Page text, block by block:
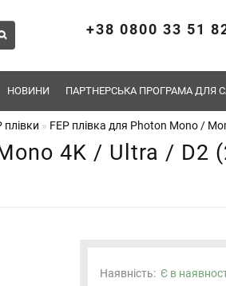
+38 0800 33 51
НОВИНИ ПАРТНЕРСЬКА ПРОГРАМА ДЛЯ
плівки FEP плівка для Photon Mono /
4K / Ultra / D2
Наявність: Є в